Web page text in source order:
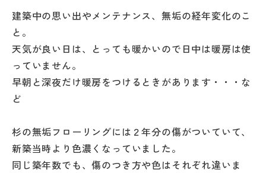
建築中の思い出やメンテナンス、無垢の経年変化のこ
と。
天気が良い日は、とっても暖かいので日中は暖房は使
っていません。
早朝と深夜だけ暖房をつけるときがあります・・・な
ど
杉の無垢フローリングには２年分の傷がついていて、
新築当時より色濃くなっていました。
同じ築年数でも、傷のつき方や色はそれぞれ違いま